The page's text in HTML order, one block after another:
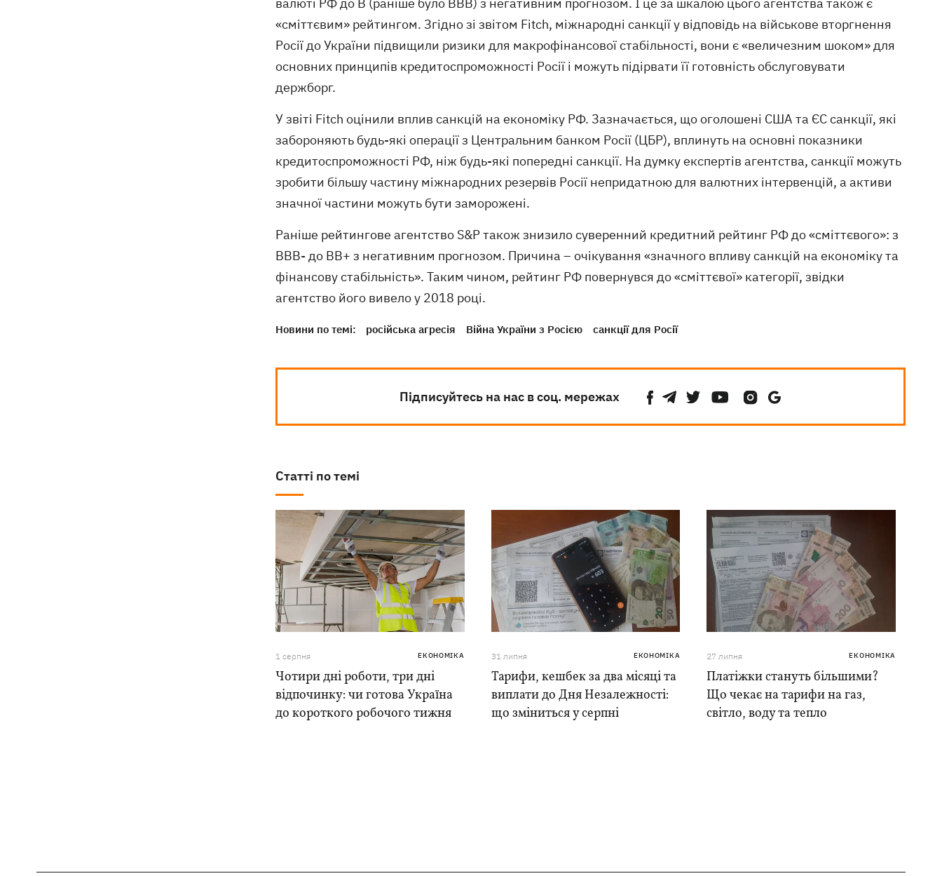
валюті РФ до B (раніше було BBB) з негативним прогнозом. І це за шкалою цього агентства також є
«сміттєвим» рейтингом. Згідно зі звітом Fitch, міжнародні санкції у відповідь на військове вторгнення
Росії до України підвищили ризики для макрофінансової стабільності, вони є «величезним шоком» для
основних принципів кредитоспроможності Росії і можуть підірвати її готовність обслуговувати
держборг.
У звіті Fitch оцінили вплив санкцій на економіку РФ. Зазначається, що оголошені США та ЄС санкції, які
забороняють будь-які операції з Центральним банком Росії (ЦБР), вплинуть на основні показники
кредитоспроможності РФ, ніж будь-які попередні санкції. На думку експертів агентства, санкції можуть
зробити більшу частину міжнародних резервів Росії непридатною для валютних інтервенцій, а активи
значної частини можуть бути заморожені.
Раніше рейтингове агентство S&P також знизило суверенний кредитний рейтинг РФ до «сміттєвого»: з
ВВВ- до ВВ+ з негативним прогнозом. Причина – очікування «значного впливу санкцій на економіку та
фінансову стабільність». Таким чином, рейтинг РФ повернувся до «сміттєвої» категорії, звідки
агентство його вивело у 2018 році.
Новини по темі: російська агресія Війна України з Росією санкції для Росії
Підписуйтесь на нас в соц. мережах
Статті по темі
1 серпня ЕКОНОМІКА
Чотири дні роботи, три дні
відпочинку: чи готова Україна
до короткого робочого тижня
31 липня ЕКОНОМІКА
Тарифи, кешбек за два місяці та
виплати до Дня Незалежності:
що зміниться у серпні
27 липня ЕКОНОМІКА
Платіжки стануть більшими?
Що чекає на тарифи на газ,
світло, воду та тепло